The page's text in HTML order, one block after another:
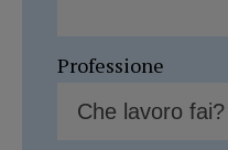
Professione